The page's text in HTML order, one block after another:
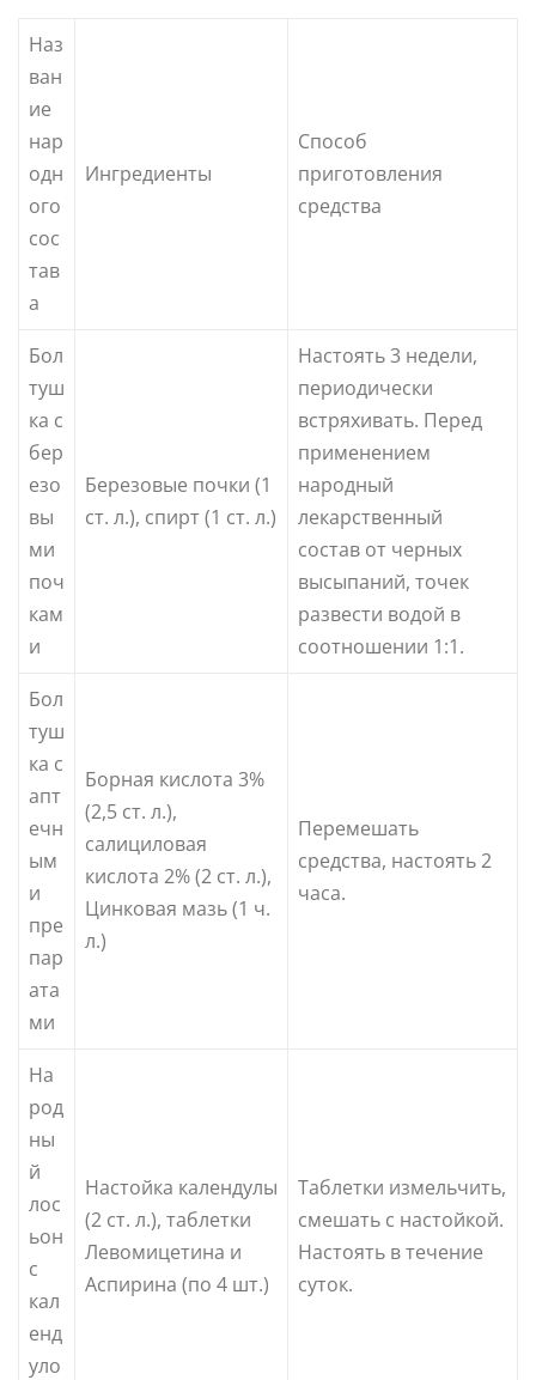
Наз
ван
ие
нар
одн
ого
сос
тав
а
Ингредиенты
Способ
приготовления
средства
Бол
туш
ка с
бер
езо
вы
ми
поч
кам
и
Березовые почки (1
ст. л.), спирт (1 ст. л.)
Настоять 3 недели,
периодически
встряхивать. Перед
применением
народный
лекарственный
состав от черных
высыпаний, точек
развести водой в
соотношении 1:1.
Бол
туш
ка с
апт
ечн
ым
и
пре
пар
ата
ми
Борная кислота 3%
(2,5 ст. л.),
салициловая
кислота 2% (2 ст. л.),
Цинковая мазь (1 ч.
л.)
Перемешать
средства, настоять 2
часа.
На
род
ны
й
лос
ьон
с
кал
енд
уло
Настойка календулы
(2 ст. л.), таблетки
Левомицетина и
Аспирина (по 4 шт.)
Таблетки измельчить,
смешать с настойкой.
Настоять в течение
суток.